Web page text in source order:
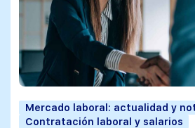
Mercado laboral: actualidad y
Contratación laboral y salarios